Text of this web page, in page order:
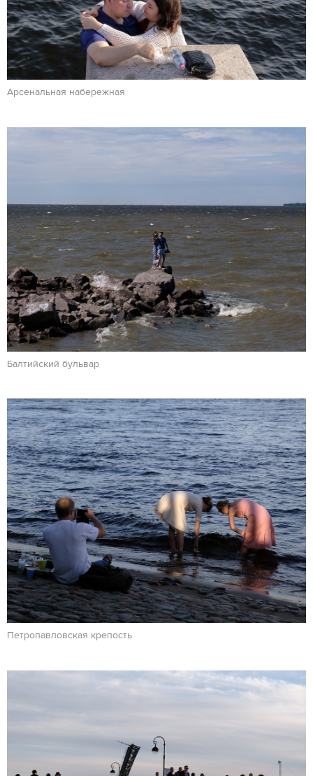
Арсенальная набережная
Балтийский бульвар
Петропавловская крепость